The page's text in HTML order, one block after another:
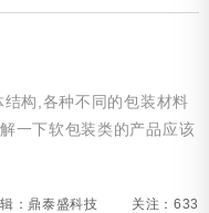
构,各种不同的包装材料
一下软包装类的产品应该
：鼎泰盛科技 关注： 633